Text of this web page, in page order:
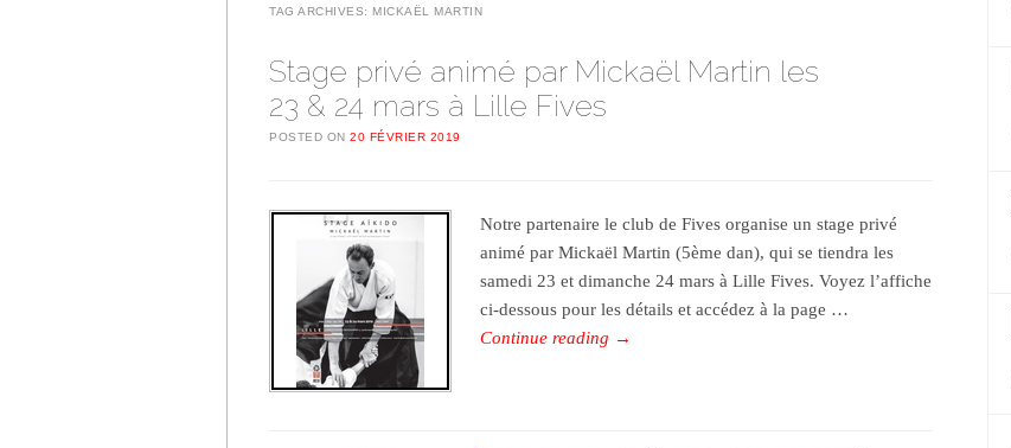
TAG ARCHIVES: MICKAËL MARTIN
Stage privé animé par Mickaël Martin les
23 & 24 mars à Lille Fives
POSTED ON 20 FÉVRIER 2019
Notre partenaire le club de Fives organise un stage privé
animé par Mickaël Martin (5ème dan), qui se tiendra les
samedi 23 et dimanche 24 mars à Lille Fives. Voyez l’affiche
ci-dessous pour les détails et accédez à la page …
Continue reading →